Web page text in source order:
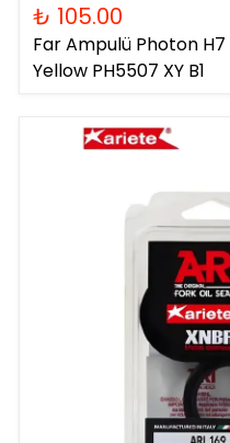
₺ 105.00
Far Ampulü Photon
Yellow PH5507 XY B1